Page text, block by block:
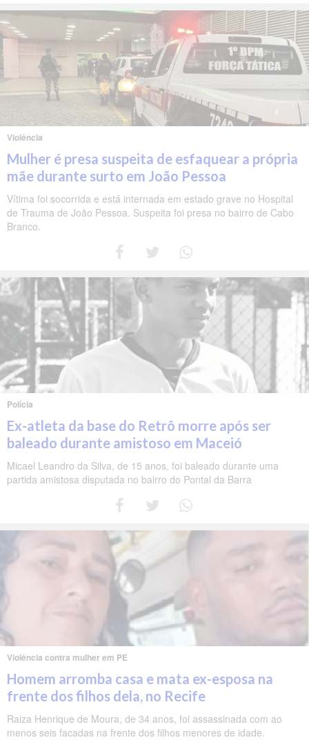
Violência
Mulher é presa suspeita de esfaquear a própria
mãe durante surto em João Pessoa
Vítima foi socorrida e está internada em estado grave no Hospital
de Trauma de João Pessoa. Suspeita foi presa no bairro de Cabo
Branco.
Polícia
Ex-atleta da base do Retrô morre após ser
baleado durante amistoso em Maceió
Micael Leandro da Silva, de 15 anos, foi baleado durante uma
partida amistosa disputada no bairro do Pontal da Barra
Violência contra mulher em PE
Homem arromba casa e mata ex-esposa na
frente dos filhos dela, no Recife
Raiza Henrique de Moura, de 34 anos, foi assassinada com ao
menos seis facadas na frente dos filhos menores de idade.